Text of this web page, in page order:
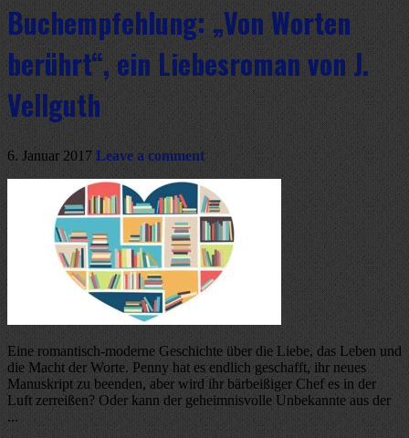
Buchempfehlung: „Von Worten
berührt“, ein Liebesroman von J.
Vellguth
6. Januar 2017 Leave a comment
Eine romantisch-moderne Geschichte über die Liebe, das Leben und
die Macht der Worte. Penny hat es endlich geschafft, ihr neues
Manuskript zu beenden, aber wird ihr bärbeißiger Chef es in der
Luft zerreißen? Oder kann der geheimnisvolle Unbekannte aus der
...